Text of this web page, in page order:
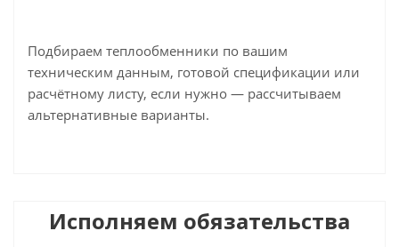
Подбираем теплообменники по вашим
техническим данным, готовой спецификации или
расчётному листу, если нужно — рассчитываем
альтернативные варианты.
Исполняем обязательства